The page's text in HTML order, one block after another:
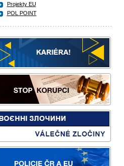
Projekty EU
POL POINT